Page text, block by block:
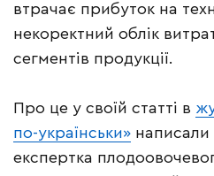
втрачає прибуток на
некоректний облік
сегментів продукції.
Про це у своїй статті в
по-українськи» написали
експертка